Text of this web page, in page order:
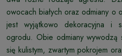
owocach białych oraz odmiany o
jest wyjątkowo dekoracyjna i
ogrodu. Obie odmiany wywodzą
się kulistym, zwartym pokrojem